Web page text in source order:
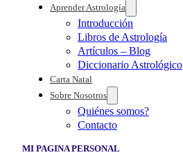
Aprender Astrología
Introducción
Libros de Astrología
Artículos – Blog
Diccionario Astrológico
Carta Natal
Sobre Nosotros
Quiénes somos?
Contacto
MI PAGINA PERSONAL